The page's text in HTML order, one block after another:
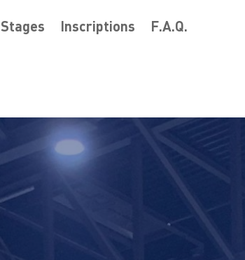
Stages Inscriptions
F.A.Q.